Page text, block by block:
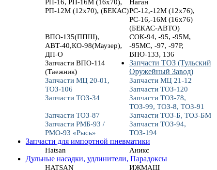
РП-16, РП-16М (16х70),
РП-12М (12х70), (БЕКАС)
Наган
РС-12,-12М (12х76),
РС-16,-16М (16х76)
(БЕКАС-АВТО)
ВПО-135(ППШ),
АВТ-40,КО-98(Маузер),
ДП-О
СОК-94, -95, -95М,
-95МС, -97, -97Р,
ВПО-133, 136
Запчасти ВПО-114
(Таежник)
Запчасти ТОЗ (Тульский
Оружейный Завод)
Запчасти МЦ 20-01,
ТОЗ-106
Запчасти МЦ 21-12
Запчасти ТОЗ-120
Запчасти ТОЗ-34
Запчасти ТОЗ-78,
ТОЗ-99, ТОЗ-8, ТОЗ-91
Запчасти ТОЗ-87
Запчасти ТОЗ-Б, ТОЗ-БМ
Запчасти РМБ-93 /
РМО-93 «Рысь»
Запчасти ТОЗ-94,
ТОЗ-194
Запчасти для импортной пневматики
Hatsan
Аникс
Дульные насадки, удлинители, Парадоксы
HATSAN
ИЖМАШ